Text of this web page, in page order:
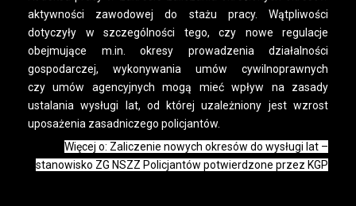
aktywności zawodowej do stażu pracy. Wątpliwości
dotyczyły w szczególności tego, czy nowe regulacje
obejmujące m.in. okresy prowadzenia działalności
gospodarczej, wykonywania umów cywilnoprawnych
czy umów agencyjnych mogą mieć wpływ na zasady
ustalania wysługi lat, od której uzależniony jest wzrost
uposażenia zasadniczego policjantów.
Więcej o: Zaliczenie nowych okresów do wysługi lat –
stanowisko ZG NSZZ Policjantów potwierdzone przez KGP